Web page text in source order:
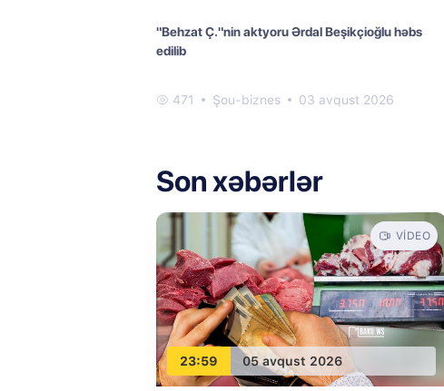
"Behzat Ç."nin aktyoru Ərdal Beşikçioğlu həbs
edilib
471 Şou-biznes 03 avqust 2026
Son xəbərlər
23:59 05 avqust 2026
VIDEO